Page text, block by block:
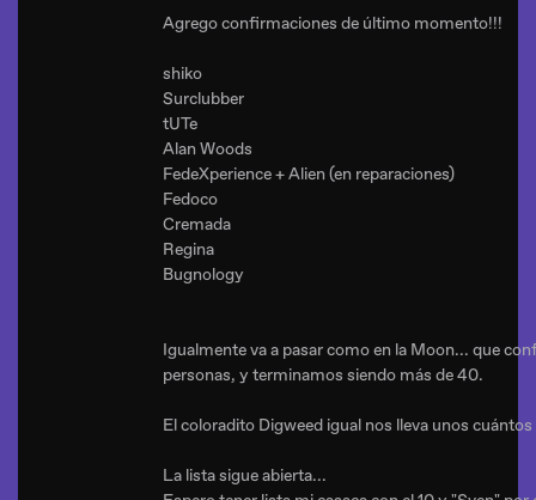
Agrego confirmaciones de último momento!!!
shiko
Surclubber
tUTe
Alan Woods
FedeXperience + Alien (en reparaciones)
Fedoco
Cremada
Regina
Bugnology
Igualmente va a pasar como en la Moon... que
personas, y terminamos siendo más de 40.
El coloradito Digweed igual nos lleva unos
La lista sigue abierta...